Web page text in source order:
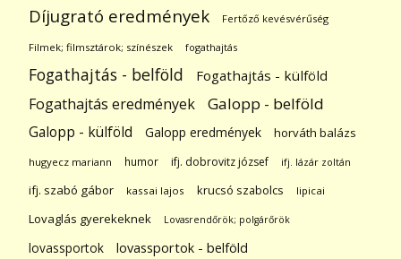
Díjugrató eredmények Fertőző kevésvérűség
Filmek; filmsztárok; színészek fogathajtás
Fogathajtás - belföld Fogathajtás - külföld
Fogathajtás eredmények Galopp - belföld
Galopp - külföld Galopp eredmények horváth balázs
hugyecz mariann humor ifj. dobrovitz józsef ifj. lázár zoltán
ifj. szabó gábor kassai lajos krucsó szabolcs lipicai
Lovaglás gyerekeknek Lovasrendőrök; polgárőrök
lovassportok lovassportok - belföld